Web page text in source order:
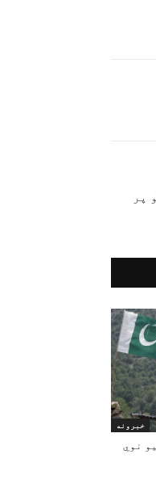
پر
خبرونه
نوي